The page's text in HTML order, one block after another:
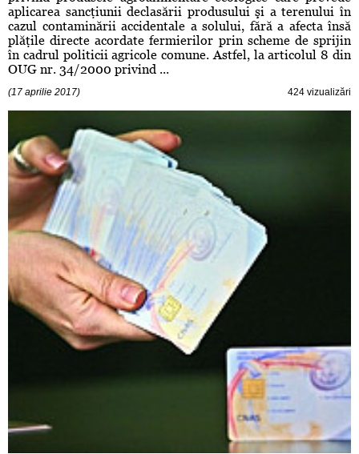
aplicarea sancţiunii declasării produsului şi a terenului în
cazul contaminării accidentale a solului, fără a afecta însă
plăţile directe acordate fermierilor prin scheme de sprijin
în cadrul politicii agricole comune. Astfel, la articolul 8 din
OUG nr. 34/2000 privind ...
(17 aprilie 2017) 424 vizualizări